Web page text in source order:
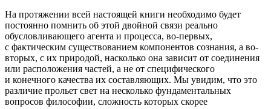
На протяжении всей настоящей книги необходимо будет
постоянно помнить об этой двойной связи реально
обусловливающего агента и процесса, во-первых,
с фактическим существованием компонентов сознания, а во-
вторых, с их природой, насколько она зависит от соединения
или расположения частей, а не от специфического
и конечного качества их составляющих. Мы увидим, что это
различие прольет свет на несколько фундаментальных
вопросов философии, сложность которых скорее